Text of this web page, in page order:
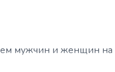
мужчин и женщин